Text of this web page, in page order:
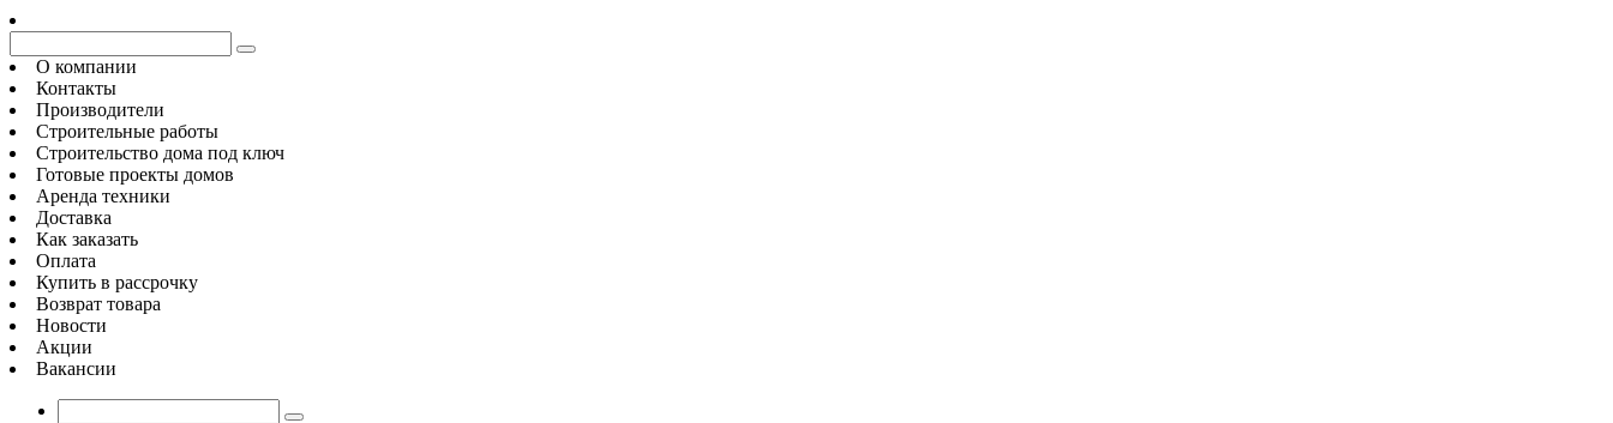
О компании
Контакты
Производители
Строительные работы
Строительство дома под ключ
Готовые проекты домов
Аренда техники
Доставка
Как заказать
Оплата
Купить в рассрочку
Возврат товара
Новости
Акции
Вакансии